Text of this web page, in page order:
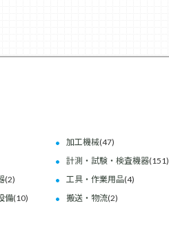
加工機械(47)
計測・試験・検査機器(151)
(2) 工具・作業用品(4)
備(10) 搬送・物流(2)